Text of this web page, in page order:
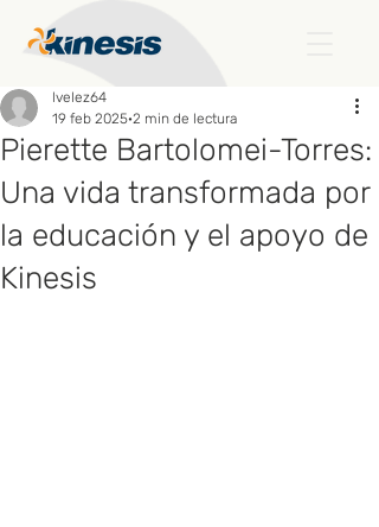
Pierette Bartolomei-Torres:
Una vida transformada por
la educación y el apoyo de
Kinesis
lvelez64
19 feb 2025 2 min de lectura